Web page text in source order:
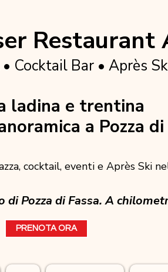
Restaurant
Cocktail Bar • Après
ladina e trentina
a Pozza di
cocktail, eventi e Après Ski
di Pozza di Fassa. A
PRENOTA ORA